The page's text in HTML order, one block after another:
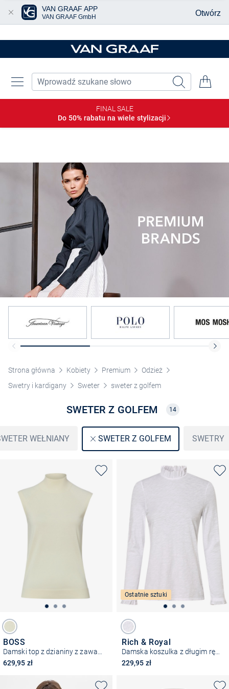
FINAL SALE
Do 50% rabatu na wiele stylizacji
Strona główna Kobiety Premium
Odzież
Swetry i kardigany
Sweter sweter z golfem
SWETER Z GOLFEM 14
WEŁNIANY SWETER Z GOLFEM SWETRY
BOSS
629,95 zł
Ostatnie sztuki
Rich & Royal
Damska koszulka z długim rękawem
229,95 zł
VAN GRAAF APP
VAN GRAAF GmbH Otwórz